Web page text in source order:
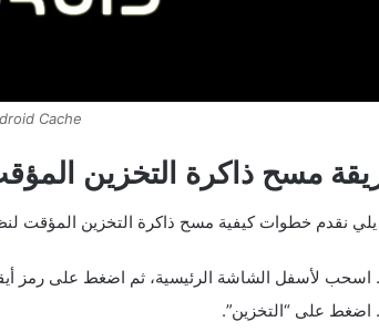
Cache
مسح ذاكرة التخزين
يلي نقدم خطوات كيفية مسح ذاكرة التخزين المؤقت
اسحب لأسفل الشاشة الرئيسية، ثم اضغط على رمز
اضغط على “التخزين”.